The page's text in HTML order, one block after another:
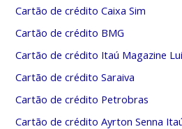
Cartão de crédito Caixa Sim
Cartão de crédito BMG
Cartão de crédito Itaú Magazine
Cartão de crédito Saraiva
Cartão de crédito Petrobras
Cartão de crédito Ayrton Senna